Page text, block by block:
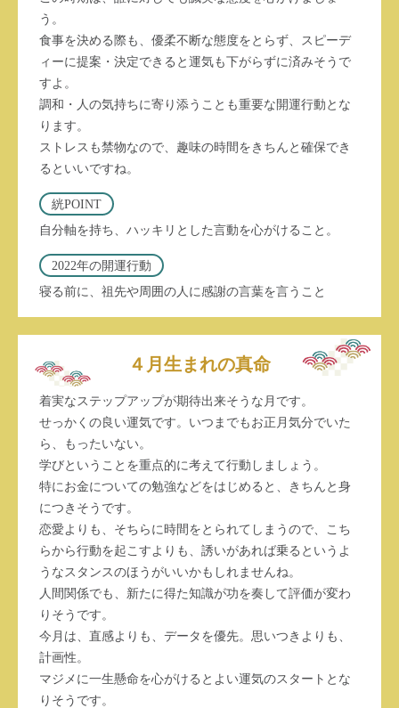
う。
食事を決める際も、優柔不断な態度をとらず、スピーデ
ィーに提案・決定できると運気も下がらずに済みそうで
すよ。
調和・人の気持ちに寄り添うことも重要な開運行動とな
ります。
ストレスも禁物なので、趣味の時間をきちんと確保でき
るといいですね。
絖POINT
自分軸を持ち、ハッキリとした言動を心がけること。
2022年の開運行動
寝る前に、祖先や周囲の人に感謝の言葉を言うこと
４月生まれの真命
着実なステップアップが期待出来そうな月です。
せっかくの良い運気です。いつまでもお正月気分でいた
ら、もったいない。
学びということを重点的に考えて行動しましょう。
特にお金についての勉強などをはじめると、きちんと身
につきそうです。
恋愛よりも、そちらに時間をとられてしまうので、こち
らから行動を起こすよりも、誘いがあれば乗るというよ
うなスタンスのほうがいいかもしれませんね。
人間関係でも、新たに得た知識が功を奏して評価が変わ
りそうです。
今月は、直感よりも、データを優先。思いつきよりも、
計画性。
マジメに一生懸命を心がけるとよい運気のスタートとな
りそうです。